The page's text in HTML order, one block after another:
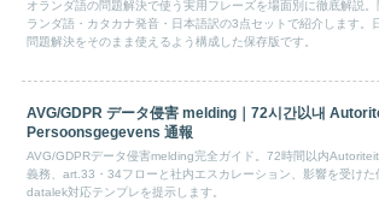
オランダ語の問題解決で使う実用フレーズを場面別に徹底解説
ランダ語・カタカナ発音・日本語訳の3点セットで紹介します。
問題解決をそのまま使えるよう構成した保存版です。
AVG/GDPR データ侵害 melding｜72시간以내
Persoonsgegevens 通報
AVG/GDPRデータ侵害melding完全ガイド。72時間以内
義務、art.33・34フローと社内エスカレーション、影響を受け
datalek対応テンプレを提示します。